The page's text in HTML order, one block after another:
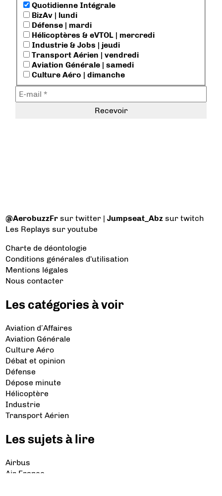
Quotidienne Intégrale
BizAv | lundi
Défense | mardi
Hélicoptères & eVTOL | mercredi
Industrie & Jobs | jeudi
Transport Aérien | vendredi
Aviation Générale | samedi
Culture Aéro | dimanche
@AerobuzzFr sur twitter |Jumpseat_Abz sur twitch
Les Replays sur youtube
Charte de déontologie
Conditions générales d'utilisation
Mentions légales
Nous contacter
Les catégories à voir
Aviation d’Affaires
Aviation Générale
Culture Aéro
Débat et opinion
Défense
Dépose minute
Hélicoptère
Industrie
Transport Aérien
Les sujets à lire
Airbus
Air France